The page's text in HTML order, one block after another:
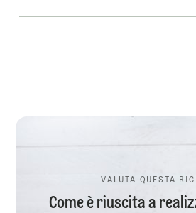
VALUTA QUESTA
Come è riuscita a